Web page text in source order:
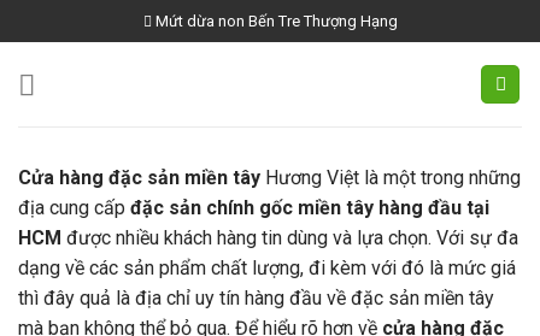
to
content
Mứt dừa non Bến Tre Thượng Hạng
Cửa hàng đặc sản miền tây Hương Việt là một trong những
địa cung cấp đặc sản chính gốc miền tây hàng đầu tại
HCM được nhiều khách hàng tin dùng và lựa chọn. Với sự đa
dạng về các sản phẩm chất lượng, đi kèm với đó là mức giá
thì đây quả là địa chỉ uy tín hàng đầu về đặc sản miền tây
mà bạn không thể bỏ qua. Để hiểu rõ hơn về cửa hàng đặc